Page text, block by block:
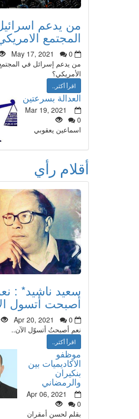
من يدعم
المجتمع
May 17, 2021
0
من يدعم إسرائل في
الأمريكي؟
اقرأ أكثر..
العدالة بسرعتين
Mar 19, 2021
0
اسماعين يعقوبي
أقلام رأي
سعيد ناشيد* :
أصبحت أتسول
Apr 20, 2021
0
نعم أصبحتُ أتسوّل الآن..
اقرأ أكثر..
موظفو
الاكاديميات بين
بنكيران
والرمضاني
Apr 06, 2021
0
بقلم لحسن أمقران